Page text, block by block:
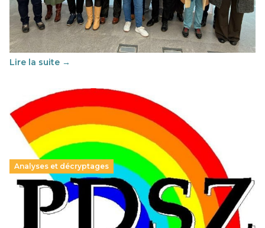
29 juin 2026-National
Cette année, l'UNSA Éducation a mené un projet Erasmus
soutenu par l'union Européenne et centré sur l'éducation
au vivre-ensemble : quelles différences entre la France…
Lire la suite →
Analyses et décryptages
Hongrie : du changement pour les politiques
éducatives, aussi !
25 juin 2026